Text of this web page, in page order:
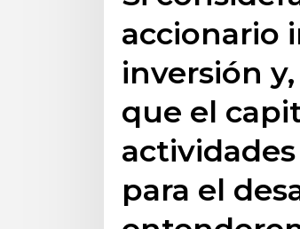
accionario
inversión
que el
para el